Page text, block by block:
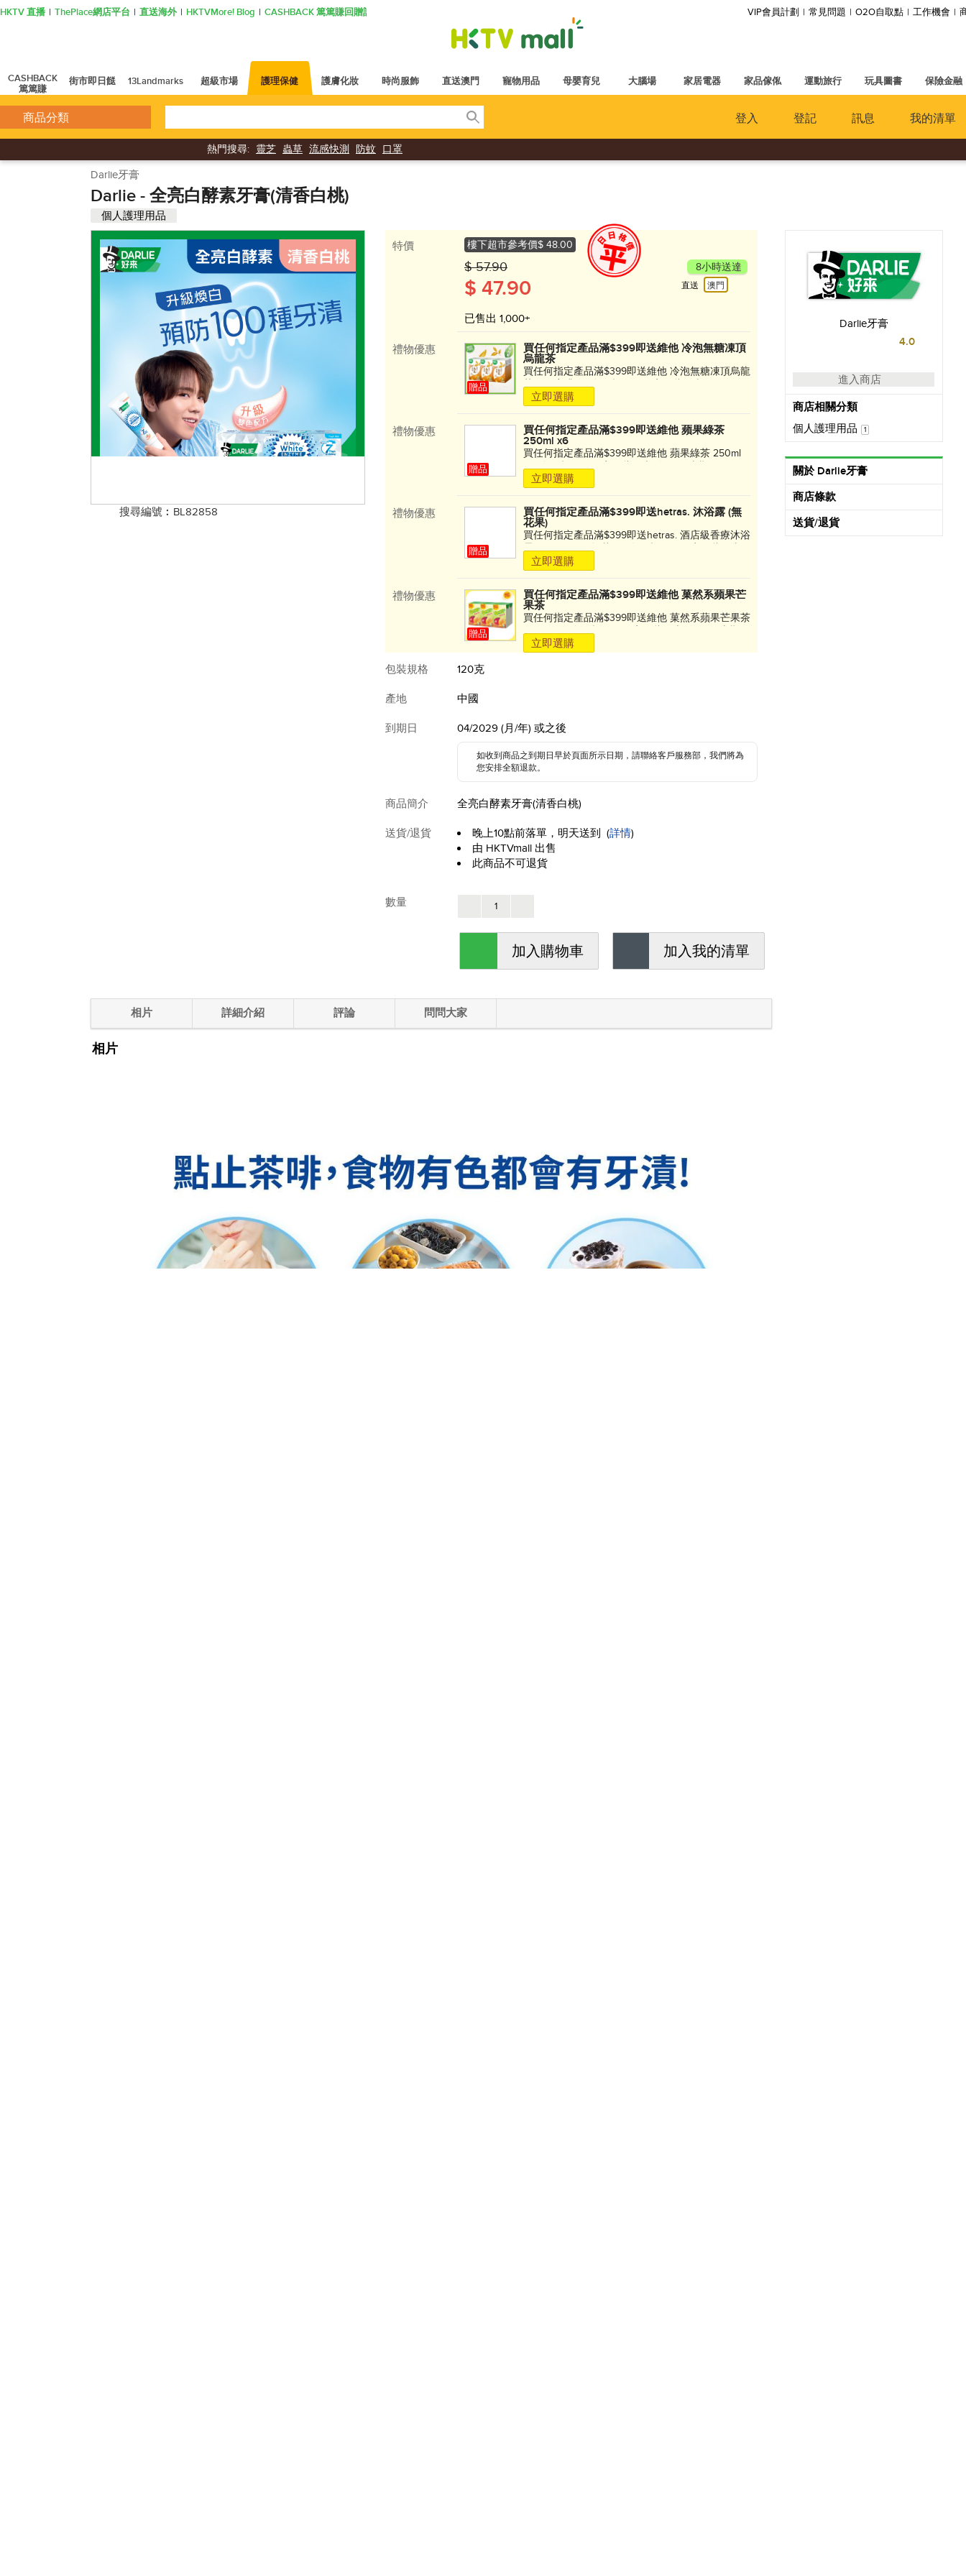
HKTV 直播 ThePlace網店平台 直送海外 HKTVMore! Blog CASHBACK 篤篤賺回贈計劃 VIP會員計劃 常見問題 O2O自取點 工作機會
CASHBACK
篤篤賺
街市即日餸 13Landmarks 超級市場 護理保健 護膚化妝 時尚服飾 直送澳門 寵物用品 母嬰育兒 大腦場 家居電器 家品傢俬 運動旅行 玩具圖書 保險金融
商品分類 登入 登記 訊息 我的清單
熱門搜尋: 靈芝 蟲草 流感快測 防蚊 口罩
Darlie牙膏
Darlie - 全亮白酵素牙膏(清香白桃)
個人護理用品
搜尋編號︰BL82858
特價 樓下超市參考價$ 48.00
$ 57.90
$ 47.90
8小時送達
直送 澳門
已售出 1,000+
禮物優惠
贈品
買任何指定產品滿$399即送維他 冷泡無糖凍頂
烏龍茶
買任何指定產品滿$399即送維他 冷泡無糖凍頂烏龍
茶 250毫升x6!! 每張訂單只限享用此優惠1次。 優惠
期至8月13日。先到先得, 送完即止!
立即選購
禮物優惠
贈品
買任何指定產品滿$399即送維他 蘋果綠茶
250ml x6
買任何指定產品滿$399即送維他 蘋果綠茶 250ml
x6!! 每張訂單只限享用此優惠1次。 優惠期至8月13
日。先到先得, 送完即止!
立即選購
禮物優惠
贈品
買任何指定產品滿$399即送hetras. 沐浴露 (無
花果)
買任何指定產品滿$399即送hetras. 酒店級香療沐浴
露 Muhwagwa (無花果)!! 每張訂單只限享用此優惠1
次。 優惠期至8月13日。先到先得, 送完即止!
立即選購
禮物優惠
贈品
買任何指定產品滿$399即送維他 菓然系蘋果芒
果茶
買任何指定產品滿$399即送維他 菓然系蘋果芒果茶
250ml x6!! 每張訂單只限享用此優惠1次。 優惠期至
8月13日。先到先得, 送完即止!
立即選購
包裝規格
120克
產地 中國
到期日 04/2029 (月/年) 或之後
如收到商品之到期日早於頁面所示日期，請聯絡客戶服務部，我們將為
您安排全額退款。
商品簡介 全亮白酵素牙膏(清香白桃)
送貨/退貨 晚上10點前落單，明天送到 (詳情)
由 HKTVmall 出售
此商品不可退貨
數量
加入購物車 加入我的清單
相片 詳細介紹 評論 問問大家
相片
Darlie牙膏
4.0
進入商店
商店相關分類
個人護理用品 1
關於 Darlie牙膏
商店條款
送貨/退貨